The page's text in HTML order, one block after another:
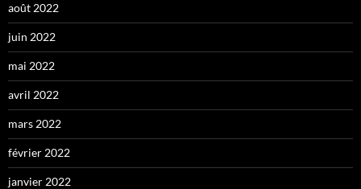
août 2022
juin 2022
mai 2022
avril 2022
mars 2022
février 2022
janvier 2022